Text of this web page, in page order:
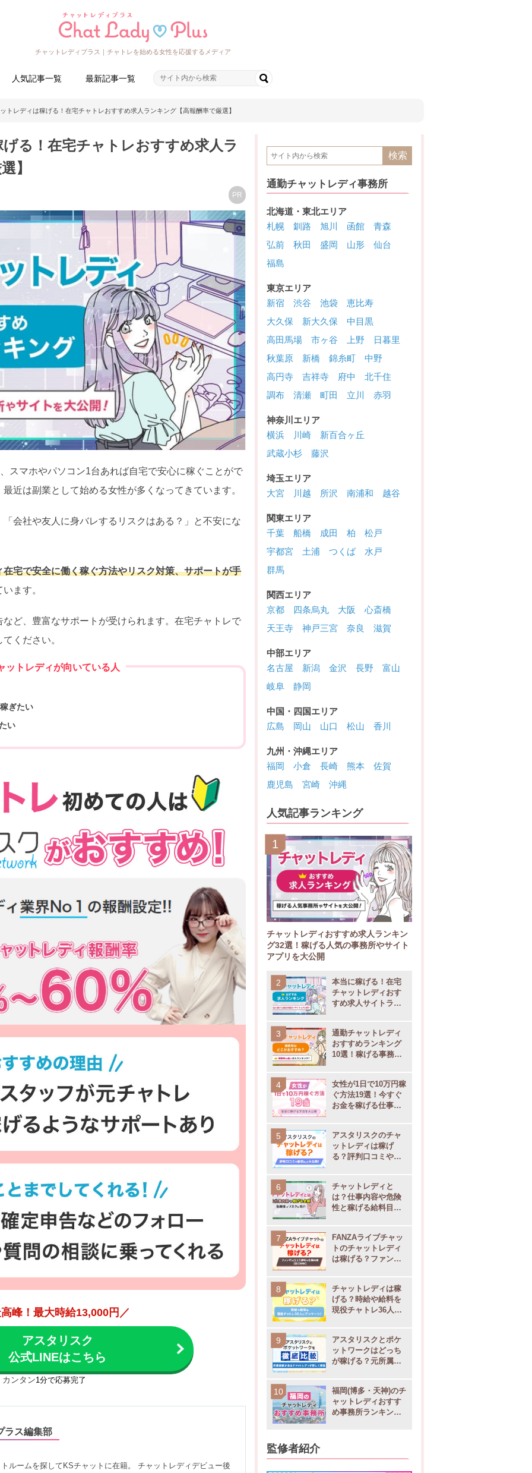
チャットレディプラス｜チャトレを始める女性を応援するメディア
人気記事一覧 最新記事一覧
トレディは稼げる！在宅チャトレおすすめ求人ランキング【高報酬率で厳選】
る！在宅チャトレおすすめ求人ラ
】
PR
スマホやパソコン1台あれば自宅で安心に稼ぐことがで
近は副業として始める女性が多くなってきています。
会社や友人に身バレするリスクはある？」と不安にな
在宅で安全に働く稼ぐ方法やリスク対策、サポートが手
います。
ど、豊富なサポートが受けられます。在宅チャトレで
ください。
ットレディが向いている人
ぎたい
い
峰！最大時給13,000円／
アスタリスク
公式LINEはこちら
カンタン1分で応募完了
ラス編集部
ルームを探してKSチャットに在籍。 チャットレディデビュー後
通勤チャットレディ事務所
北海道・東北エリア
札幌
釧路 旭川 函館
青森
弘前
秋田 盛岡 山形
仙台
福島
東京エリア
新宿
渋谷 池袋
恵比寿
大久保
新大久保
中目黒
高田馬場
市ヶ谷 上野
日暮里
秋葉原
新橋 錦糸町
中野
高円寺
吉祥寺 府中
北千住
調布
清瀬 町田 立川 赤羽
神奈川エリア
横浜
川崎
新百合ヶ丘
武蔵小杉
藤沢
埼玉エリア
大宮
川越 所沢 南浦和 越谷
関東エリア
千葉
船橋 成田 柏
松戸
宇都宮
土浦 つくば
水戸
群馬
関西エリア
京都
四条烏丸 大阪
心斎橋
天王寺
神戸三宮 奈良 滋賀
中部エリア
名古屋
新潟 金沢 長野
富山
岐阜
静岡
中国・四国エリア
広島
岡山 山口 松山 香川
九州・沖縄エリア
福岡
小倉 長崎 熊本
佐賀
鹿児島
宮崎 沖縄
人気記事ランキング
チャットレディおすすめ求人ランキン
グ32選！稼げる人気の事務所やサイト
アプリを大公開
本当に稼げる！在宅
チャットレディおす
すめ求人サイトラン
通勤チャットレディ
おすすめランキング
10選！稼げる事務所
女性が1日で10万円稼
ぐ方法19選！今すぐ
お金を稼げる仕事を
アスタリスクのチャ
ットレディは稼げ
る？評判口コミや通
開
チャットレディと
は？仕事内容や危険
性と稼げる給料目安
FANZAライブチャッ
トのチャットレディ
は稼げる？ファンザ
チャットレディは稼
げる？時給や給料を
現役チャトレ36人に
アスタリスクとポケ
ットワークはどっち
が稼げる？元所属チ
福岡(博多・天神)のチ
ャットレディおすす
め事務所ランキング9
監修者紹介